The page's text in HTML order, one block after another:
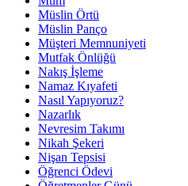
Müslin Örtü
Müslin Panço
Müşteri Memnuniyeti
Mutfak Önlüğü
Nakış İşleme
Namaz Kıyafeti
Nasıl Yapıyoruz?
Nazarlık
Nevresim Takımı
Nikah Şekeri
Nişan Tepsisi
Öğrenci Ödevi